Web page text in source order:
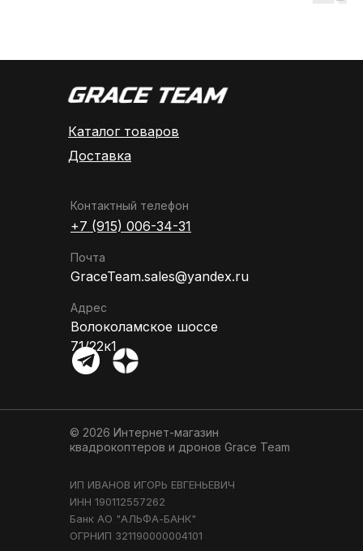
Каталог товаров
© 2026 Интернет-магазин
квадрокоптеров и дронов Grace Team
Доставка
Контактный телефон
Почта
Адрес
Волоколамское шоссе
71/22к1
GraceTeam.sales@yandex.ru
+7 (915) 006-34-31
ИП ИВАНОВ ИГОРЬ ЕВГЕНЬЕВИЧ
ИНН 190112557262
Банк АО "АЛЬФА-БАНК"
ОГРНИП 321190000004101